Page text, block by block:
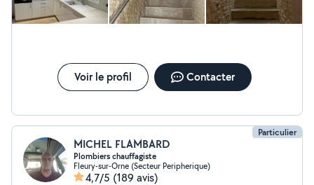
Voir le profil Contacter
Particulier
MICHEL FLAMBARD
Plombiers chauffagiste
Fleury-sur-Orne (Secteur Peripherique)
4,7/5 (189 avis)